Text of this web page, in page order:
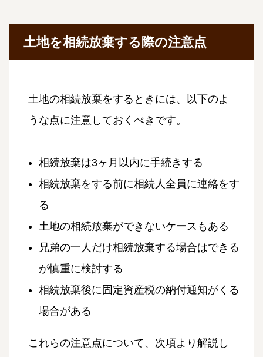
土地を相続放棄する際の注意点
土地の相続放棄をするときには、以下のよ
うな点に注意しておくべきです。
相続放棄は3ヶ月以内に手続きする
相続放棄をする前に相続人全員に連絡をす
る
土地の相続放棄ができないケースもある
兄弟の一人だけ相続放棄する場合はできる
が慎重に検討する
相続放棄後に固定資産税の納付通知がくる
場合がある
これらの注意点について、次項より解説し